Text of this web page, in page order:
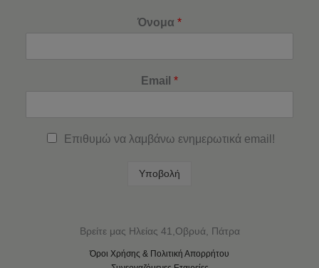
Όνομα *
Email *
Επιθυμώ να λαμβάνω ενημερωτικά email!
Υποβολή
Βρείτε μας Ηλείας 41,Οβρυά, Πάτρα
Όροι Χρήσης & Πολιτική Απορρήτου